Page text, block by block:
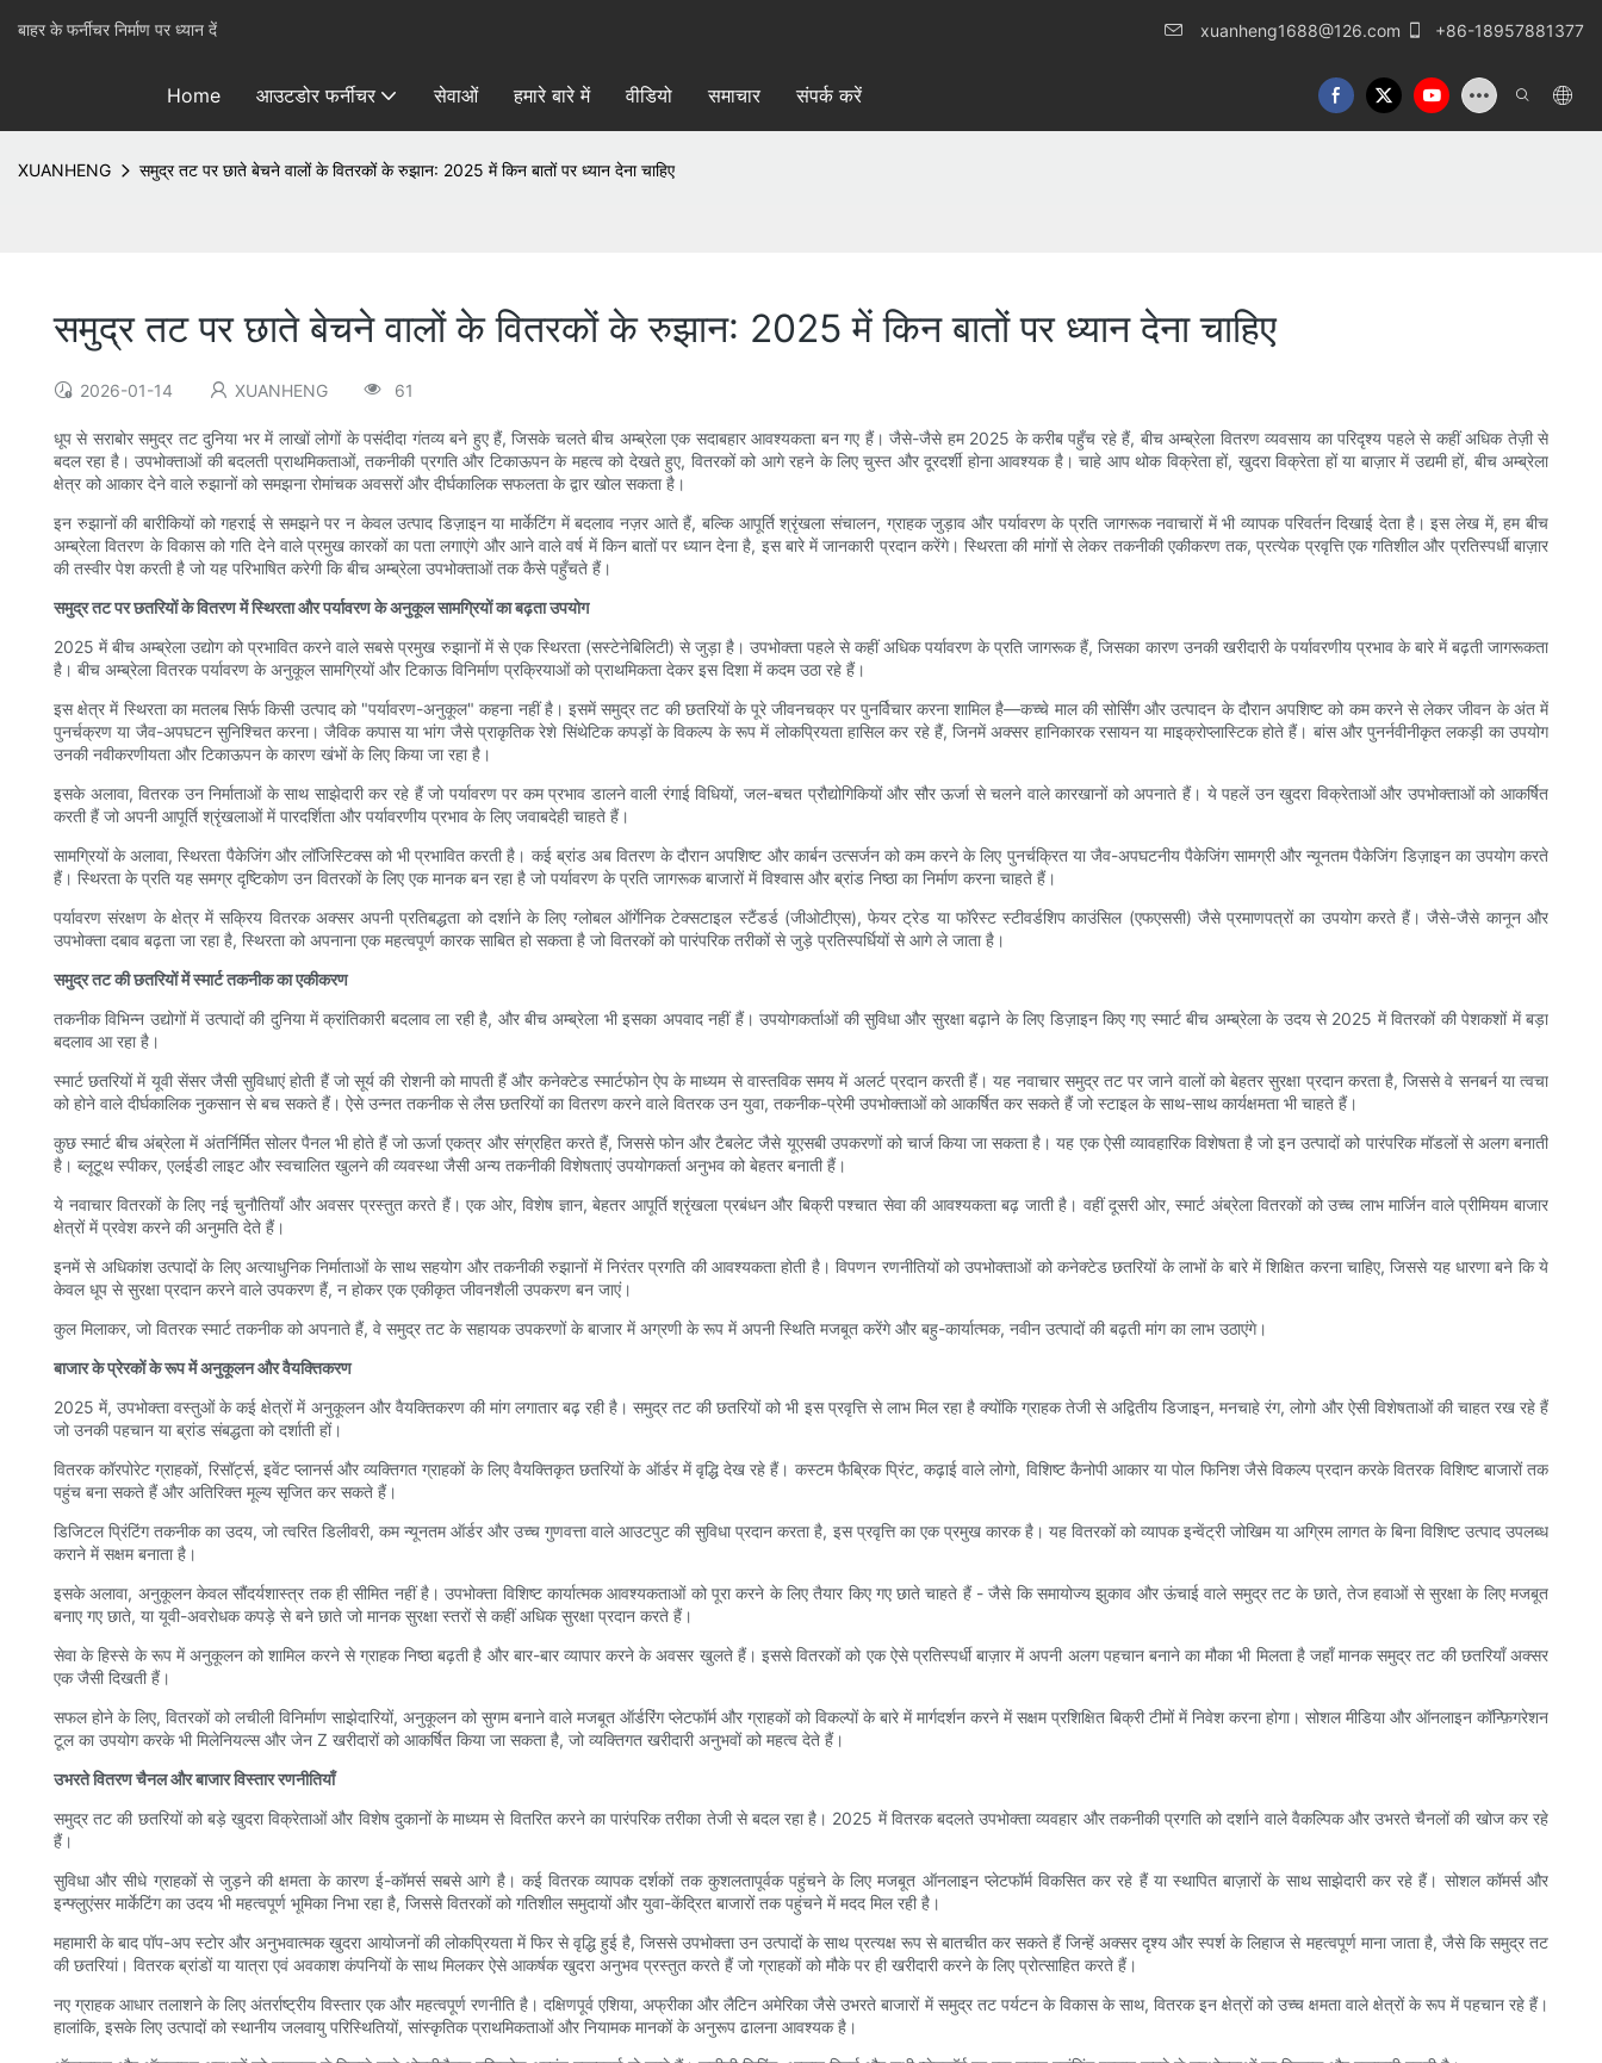
बाहर के फर्नीचर निर्माण पर ध्यान दें xuanheng1688@126.com +86-18957881377
Home आउटडोर फर्नीचर सेवाओं हमारे बारे में वीडियो समाचार संपर्क करें
XUANHENG समुद्र तट पर छाते बेचने वालों के वितरकों के रुझान: 2025 में किन बातों पर ध्यान देना चाहिए
समुद्र तट पर छाते बेचने वालों के वितरकों के रुझान: 2025 में किन बातों पर ध्यान देना चाहिए
2026-01-14 XUANHENG 61
धूप से सराबोर समुद्र तट दुनिया भर में लाखों लोगों के पसंदीदा गंतव्य बने हुए हैं, जिसके चलते बीच अम्ब्रेला एक सदाबहार आवश्यकता बन गए हैं। जैसे-जैसे हम 2025 के करीब पहुँच रहे हैं, बीच अम्ब्रेला वितरण व्यवसाय का परिदृश्य पहले से कहीं अधिक तेज़ी से
बदल रहा है। उपभोक्ताओं की बदलती प्राथमिकताओं, तकनीकी प्रगति और टिकाऊपन के महत्व को देखते हुए, वितरकों को आगे रहने के लिए चुस्त और दूरदर्शी होना आवश्यक है। चाहे आप थोक विक्रेता हों, खुदरा विक्रेता हों या बाज़ार में उद्यमी हों, बीच अम्ब्रेला
क्षेत्र को आकार देने वाले रुझानों को समझना रोमांचक अवसरों और दीर्घकालिक सफलता के द्वार खोल सकता है।
इन रुझानों की बारीकियों को गहराई से समझने पर न केवल उत्पाद डिज़ाइन या मार्केटिंग में बदलाव नज़र आते हैं, बल्कि आपूर्ति श्रृंखला संचालन, ग्राहक जुड़ाव और पर्यावरण के प्रति जागरूक नवाचारों में भी व्यापक परिवर्तन दिखाई देता है। इस लेख में, हम बीच
अम्ब्रेला वितरण के विकास को गति देने वाले प्रमुख कारकों का पता लगाएंगे और आने वाले वर्ष में किन बातों पर ध्यान देना है, इस बारे में जानकारी प्रदान करेंगे। स्थिरता की मांगों से लेकर तकनीकी एकीकरण तक, प्रत्येक प्रवृत्ति एक गतिशील और प्रतिस्पर्धी बाज़ार
की तस्वीर पेश करती है जो यह परिभाषित करेगी कि बीच अम्ब्रेला उपभोक्ताओं तक कैसे पहुँचते हैं।
समुद्र तट पर छतरियों के वितरण में स्थिरता और पर्यावरण के अनुकूल सामग्रियों का बढ़ता उपयोग
2025 में बीच अम्ब्रेला उद्योग को प्रभावित करने वाले सबसे प्रमुख रुझानों में से एक स्थिरता (सस्टेनेबिलिटी) से जुड़ा है। उपभोक्ता पहले से कहीं अधिक पर्यावरण के प्रति जागरूक हैं, जिसका कारण उनकी खरीदारी के पर्यावरणीय प्रभाव के बारे में बढ़ती जागरूकता
है। बीच अम्ब्रेला वितरक पर्यावरण के अनुकूल सामग्रियों और टिकाऊ विनिर्माण प्रक्रियाओं को प्राथमिकता देकर इस दिशा में कदम उठा रहे हैं।
इस क्षेत्र में स्थिरता का मतलब सिर्फ किसी उत्पाद को "पर्यावरण-अनुकूल" कहना नहीं है। इसमें समुद्र तट की छतरियों के पूरे जीवनचक्र पर पुनर्विचार करना शामिल है—कच्चे माल की सोर्सिंग और उत्पादन के दौरान अपशिष्ट को कम करने से लेकर जीवन के अंत में
पुनर्चक्रण या जैव-अपघटन सुनिश्चित करना। जैविक कपास या भांग जैसे प्राकृतिक रेशे सिंथेटिक कपड़ों के विकल्प के रूप में लोकप्रियता हासिल कर रहे हैं, जिनमें अक्सर हानिकारक रसायन या माइक्रोप्लास्टिक होते हैं। बांस और पुनर्नवीनीकृत लकड़ी का उपयोग
उनकी नवीकरणीयता और टिकाऊपन के कारण खंभों के लिए किया जा रहा है।
इसके अलावा, वितरक उन निर्माताओं के साथ साझेदारी कर रहे हैं जो पर्यावरण पर कम प्रभाव डालने वाली रंगाई विधियों, जल-बचत प्रौद्योगिकियों और सौर ऊर्जा से चलने वाले कारखानों को अपनाते हैं। ये पहलें उन खुदरा विक्रेताओं और उपभोक्ताओं को आकर्षित
करती हैं जो अपनी आपूर्ति श्रृंखलाओं में पारदर्शिता और पर्यावरणीय प्रभाव के लिए जवाबदेही चाहते हैं।
सामग्रियों के अलावा, स्थिरता पैकेजिंग और लॉजिस्टिक्स को भी प्रभावित करती है। कई ब्रांड अब वितरण के दौरान अपशिष्ट और कार्बन उत्सर्जन को कम करने के लिए पुनर्चक्रित या जैव-अपघटनीय पैकेजिंग सामग्री और न्यूनतम पैकेजिंग डिज़ाइन का उपयोग करते
हैं। स्थिरता के प्रति यह समग्र दृष्टिकोण उन वितरकों के लिए एक मानक बन रहा है जो पर्यावरण के प्रति जागरूक बाजारों में विश्वास और ब्रांड निष्ठा का निर्माण करना चाहते हैं।
पर्यावरण संरक्षण के क्षेत्र में सक्रिय वितरक अक्सर अपनी प्रतिबद्धता को दर्शाने के लिए ग्लोबल ऑर्गेनिक टेक्सटाइल स्टैंडर्ड (जीओटीएस), फेयर ट्रेड या फॉरेस्ट स्टीवर्डशिप काउंसिल (एफएससी) जैसे प्रमाणपत्रों का उपयोग करते हैं। जैसे-जैसे कानून और
उपभोक्ता दबाव बढ़ता जा रहा है, स्थिरता को अपनाना एक महत्वपूर्ण कारक साबित हो सकता है जो वितरकों को पारंपरिक तरीकों से जुड़े प्रतिस्पर्धियों से आगे ले जाता है।
समुद्र तट की छतरियों में स्मार्ट तकनीक का एकीकरण
तकनीक विभिन्न उद्योगों में उत्पादों की दुनिया में क्रांतिकारी बदलाव ला रही है, और बीच अम्ब्रेला भी इसका अपवाद नहीं हैं। उपयोगकर्ताओं की सुविधा और सुरक्षा बढ़ाने के लिए डिज़ाइन किए गए स्मार्ट बीच अम्ब्रेला के उदय से 2025 में वितरकों की पेशकशों में बड़ा
बदलाव आ रहा है।
स्मार्ट छतरियों में यूवी सेंसर जैसी सुविधाएं होती हैं जो सूर्य की रोशनी को मापती हैं और कनेक्टेड स्मार्टफोन ऐप के माध्यम से वास्तविक समय में अलर्ट प्रदान करती हैं। यह नवाचार समुद्र तट पर जाने वालों को बेहतर सुरक्षा प्रदान करता है, जिससे वे सनबर्न या त्वचा
को होने वाले दीर्घकालिक नुकसान से बच सकते हैं। ऐसे उन्नत तकनीक से लैस छतरियों का वितरण करने वाले वितरक उन युवा, तकनीक-प्रेमी उपभोक्ताओं को आकर्षित कर सकते हैं जो स्टाइल के साथ-साथ कार्यक्षमता भी चाहते हैं।
कुछ स्मार्ट बीच अंब्रेला में अंतर्निर्मित सोलर पैनल भी होते हैं जो ऊर्जा एकत्र और संग्रहित करते हैं, जिससे फोन और टैबलेट जैसे यूएसबी उपकरणों को चार्ज किया जा सकता है। यह एक ऐसी व्यावहारिक विशेषता है जो इन उत्पादों को पारंपरिक मॉडलों से अलग बनाती
है। ब्लूटूथ स्पीकर, एलईडी लाइट और स्वचालित खुलने की व्यवस्था जैसी अन्य तकनीकी विशेषताएं उपयोगकर्ता अनुभव को बेहतर बनाती हैं।
ये नवाचार वितरकों के लिए नई चुनौतियाँ और अवसर प्रस्तुत करते हैं। एक ओर, विशेष ज्ञान, बेहतर आपूर्ति श्रृंखला प्रबंधन और बिक्री पश्चात सेवा की आवश्यकता बढ़ जाती है। वहीं दूसरी ओर, स्मार्ट अंब्रेला वितरकों को उच्च लाभ मार्जिन वाले प्रीमियम बाजार
क्षेत्रों में प्रवेश करने की अनुमति देते हैं।
इनमें से अधिकांश उत्पादों के लिए अत्याधुनिक निर्माताओं के साथ सहयोग और तकनीकी रुझानों में निरंतर प्रगति की आवश्यकता होती है। विपणन रणनीतियों को उपभोक्ताओं को कनेक्टेड छतरियों के लाभों के बारे में शिक्षित करना चाहिए, जिससे यह धारणा बने कि ये
केवल धूप से सुरक्षा प्रदान करने वाले उपकरण हैं, न होकर एक एकीकृत जीवनशैली उपकरण बन जाएं।
कुल मिलाकर, जो वितरक स्मार्ट तकनीक को अपनाते हैं, वे समुद्र तट के सहायक उपकरणों के बाजार में अग्रणी के रूप में अपनी स्थिति मजबूत करेंगे और बहु-कार्यात्मक, नवीन उत्पादों की बढ़ती मांग का लाभ उठाएंगे।
बाजार के प्रेरकों के रूप में अनुकूलन और वैयक्तिकरण
2025 में, उपभोक्ता वस्तुओं के कई क्षेत्रों में अनुकूलन और वैयक्तिकरण की मांग लगातार बढ़ रही है। समुद्र तट की छतरियों को भी इस प्रवृत्ति से लाभ मिल रहा है क्योंकि ग्राहक तेजी से अद्वितीय डिजाइन, मनचाहे रंग, लोगो और ऐसी विशेषताओं की चाहत रख रहे हैं
जो उनकी पहचान या ब्रांड संबद्धता को दर्शाती हों।
वितरक कॉरपोरेट ग्राहकों, रिसॉर्ट्स, इवेंट प्लानर्स और व्यक्तिगत ग्राहकों के लिए वैयक्तिकृत छतरियों के ऑर्डर में वृद्धि देख रहे हैं। कस्टम फैब्रिक प्रिंट, कढ़ाई वाले लोगो, विशिष्ट कैनोपी आकार या पोल फिनिश जैसे विकल्प प्रदान करके वितरक विशिष्ट बाजारों तक
पहुंच बना सकते हैं और अतिरिक्त मूल्य सृजित कर सकते हैं।
डिजिटल प्रिंटिंग तकनीक का उदय, जो त्वरित डिलीवरी, कम न्यूनतम ऑर्डर और उच्च गुणवत्ता वाले आउटपुट की सुविधा प्रदान करता है, इस प्रवृत्ति का एक प्रमुख कारक है। यह वितरकों को व्यापक इन्वेंट्री जोखिम या अग्रिम लागत के बिना विशिष्ट उत्पाद उपलब्ध
कराने में सक्षम बनाता है।
इसके अलावा, अनुकूलन केवल सौंदर्यशास्त्र तक ही सीमित नहीं है। उपभोक्ता विशिष्ट कार्यात्मक आवश्यकताओं को पूरा करने के लिए तैयार किए गए छाते चाहते हैं - जैसे कि समायोज्य झुकाव और ऊंचाई वाले समुद्र तट के छाते, तेज हवाओं से सुरक्षा के लिए मजबूत
बनाए गए छाते, या यूवी-अवरोधक कपड़े से बने छाते जो मानक सुरक्षा स्तरों से कहीं अधिक सुरक्षा प्रदान करते हैं।
सेवा के हिस्से के रूप में अनुकूलन को शामिल करने से ग्राहक निष्ठा बढ़ती है और बार-बार व्यापार करने के अवसर खुलते हैं। इससे वितरकों को एक ऐसे प्रतिस्पर्धी बाज़ार में अपनी अलग पहचान बनाने का मौका भी मिलता है जहाँ मानक समुद्र तट की छतरियाँ अक्सर
एक जैसी दिखती हैं।
सफल होने के लिए, वितरकों को लचीली विनिर्माण साझेदारियों, अनुकूलन को सुगम बनाने वाले मजबूत ऑर्डरिंग प्लेटफॉर्म और ग्राहकों को विकल्पों के बारे में मार्गदर्शन करने में सक्षम प्रशिक्षित बिक्री टीमों में निवेश करना होगा। सोशल मीडिया और ऑनलाइन कॉन्फ़िगरेशन
टूल का उपयोग करके भी मिलेनियल्स और जेन Z खरीदारों को आकर्षित किया जा सकता है, जो व्यक्तिगत खरीदारी अनुभवों को महत्व देते हैं।
उभरते वितरण चैनल और बाजार विस्तार रणनीतियाँ
समुद्र तट की छतरियों को बड़े खुदरा विक्रेताओं और विशेष दुकानों के माध्यम से वितरित करने का पारंपरिक तरीका तेजी से बदल रहा है। 2025 में वितरक बदलते उपभोक्ता व्यवहार और तकनीकी प्रगति को दर्शाने वाले वैकल्पिक और उभरते चैनलों की खोज कर रहे
हैं।
सुविधा और सीधे ग्राहकों से जुड़ने की क्षमता के कारण ई-कॉमर्स सबसे आगे है। कई वितरक व्यापक दर्शकों तक कुशलतापूर्वक पहुंचने के लिए मजबूत ऑनलाइन प्लेटफॉर्म विकसित कर रहे हैं या स्थापित बाज़ारों के साथ साझेदारी कर रहे हैं। सोशल कॉमर्स और
इन्फ्लुएंसर मार्केटिंग का उदय भी महत्वपूर्ण भूमिका निभा रहा है, जिससे वितरकों को गतिशील समुदायों और युवा-केंद्रित बाजारों तक पहुंचने में मदद मिल रही है।
महामारी के बाद पॉप-अप स्टोर और अनुभवात्मक खुदरा आयोजनों की लोकप्रियता में फिर से वृद्धि हुई है, जिससे उपभोक्ता उन उत्पादों के साथ प्रत्यक्ष रूप से बातचीत कर सकते हैं जिन्हें अक्सर दृश्य और स्पर्श के लिहाज से महत्वपूर्ण माना जाता है, जैसे कि समुद्र तट
की छतरियां। वितरक ब्रांडों या यात्रा एवं अवकाश कंपनियों के साथ मिलकर ऐसे आकर्षक खुदरा अनुभव प्रस्तुत करते हैं जो ग्राहकों को मौके पर ही खरीदारी करने के लिए प्रोत्साहित करते हैं।
नए ग्राहक आधार तलाशने के लिए अंतर्राष्ट्रीय विस्तार एक और महत्वपूर्ण रणनीति है। दक्षिणपूर्व एशिया, अफ्रीका और लैटिन अमेरिका जैसे उभरते बाजारों में समुद्र तट पर्यटन के विकास के साथ, वितरक इन क्षेत्रों को उच्च क्षमता वाले क्षेत्रों के रूप में पहचान रहे हैं।
हालांकि, इसके लिए उत्पादों को स्थानीय जलवायु परिस्थितियों, सांस्कृतिक प्राथमिकताओं और नियामक मानकों के अनुरूप ढालना आवश्यक है।